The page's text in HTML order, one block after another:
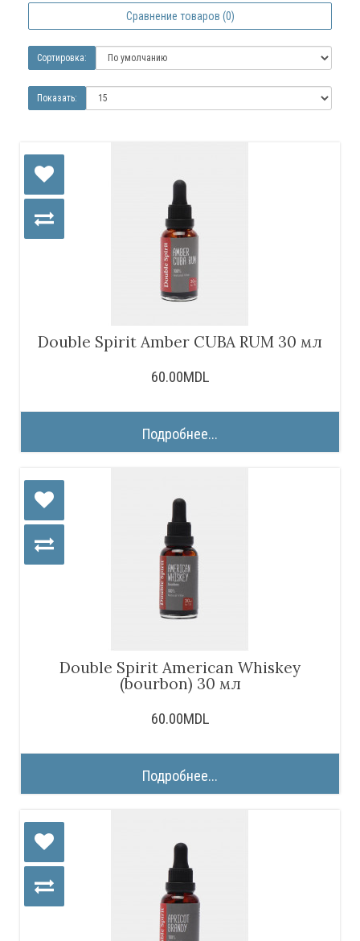
Сравнение товаров (0)
Сортировка:
Показать:
Double Spirit Amber CUBA RUM 30 мл
60.00MDL
Подробнее...
Double Spirit American Whiskey
(bourbon) 30 мл
60.00MDL
Подробнее...